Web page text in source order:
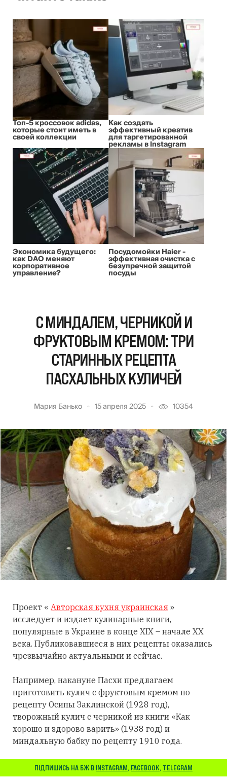
Топ-5 кроссовок adidas,
которые стоит иметь в
своей коллекции
Как создать
эффективный креатив
для таргетированной
рекламы в Instagram
Экономика будущего:
как DAO меняют
корпоративное
управление?
Посудомойки Haier -
эффективная очистка с
безупречной защитой
посуды
С МИНДАЛЕМ, ЧЕРНИКОЙ И
ФРУКТОВЫМ КРЕМОМ: ТРИ
СТАРИННЫХ РЕЦЕПТА
ПАСХАЛЬНЫХ КУЛИЧЕЙ
Мария Банько 15 апреля 2025 10354
Проект « Авторская кухня украинская »
исследует и издает кулинарные книги,
популярные в Украине в конце XIX – начале XX
века. Публиковавшиеся в них рецепты оказались
чрезвычайно актуальными и сейчас.
Например, накануне Пасхи предлагаем
приготовить кулич с фруктовым кремом по
рецепту Осипы Заклинской (1928 год),
творожный кулич с черникой из книги «Как
хорошо и здорово варить» (1938 год) и
миндальную бабку по рецепту 1910 года.
ПІДПИШИСЬ НА БЖ В INSTAGRAM, FACEBOOK, TELEGRAM